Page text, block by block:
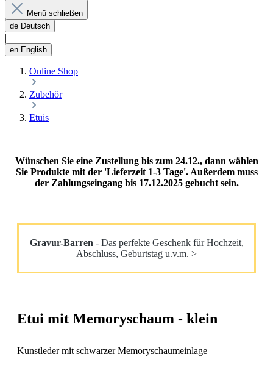
Menü schließen
de Deutsch
en English
Online Shop
Zubehör
Etuis
Wünschen Sie eine Zustellung bis zum 24.12., dann wählen
Sie Produkte mit der 'Lieferzeit 1-3 Tage'. Außerdem muss
der Zahlungseingang bis 17.12.2025 gebucht sein.
Gravur-Barren - Das perfekte Geschenk für Hochzeit,
Abschluss, Geburtstag u.v.m. >
Etui mit Memoryschaum - klein
Kunstleder mit schwarzer Memoryschaumeinlage